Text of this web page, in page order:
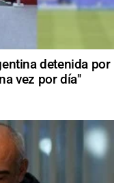
detenida por
vez por día"